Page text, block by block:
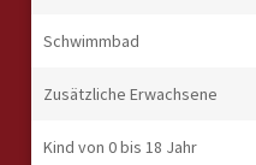
Schwimmbad
Zusätzliche Erwachsene
Kind von 0 bis 18 Jahr